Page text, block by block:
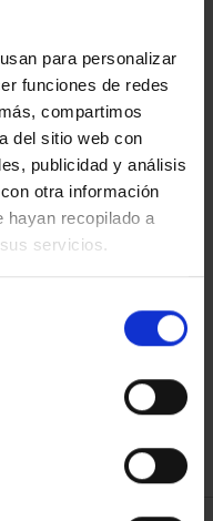
para personalizar
funciones de redes
compartimos
del sitio web con
publicidad y análisis
otra información
hayan recopilado a
servicios.
CAPITALES ESPAÑOLAS